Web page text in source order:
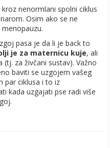
nenormlani spolni ciklus
Osim ako se ne
pasa je da li je back to
je za maternicu kuje, ali
za živčani sustav). Važno
baviti se uzgojem vašeg
par ciklusa i to iz
kada uzgajati pse radi više